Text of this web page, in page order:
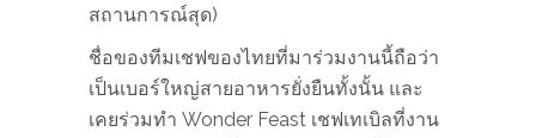
สถานการณ์สุด)
ชื่อของทีมเชฟของไทยที่มาร่วมงานนี้ถือว่า
เป็นเบอร์ใหญ่สายอาหารยั่งยืนทั้งนั้น และ
เคยร่วมทำ Wonder Feast เชฟเทเบิลที่งาน